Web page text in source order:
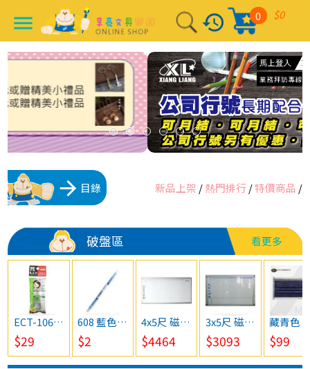
menu history $0
0
arrow_forward 目錄 新品上架 /熱門排行 /特價商品 /
破盤區 看更多
ECT-106R 淺綠色 6mm 雙主修兩用修正內帶 SDI
$29
608 藍色 雙頭彩色螢光筆(斧頭＋錐型) 0021
$2
4x5尺 磁性月份行事曆白板(120*150cm) 0840
$4464
3x5尺 磁性月份行事曆白板(90*150cm)＜備註在下方＞ 0580
$3093 $99